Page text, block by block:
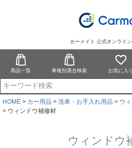
カーメイト 公式オンライ
商品一覧 車種別適合検索 お気に入り
HOME カー用品 洗車・お手入れ用品
ウ
ウィンドウ補修材
ウィンドウ